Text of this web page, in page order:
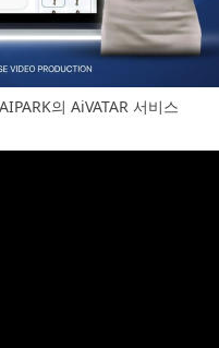
의 AiVATAR 서비스